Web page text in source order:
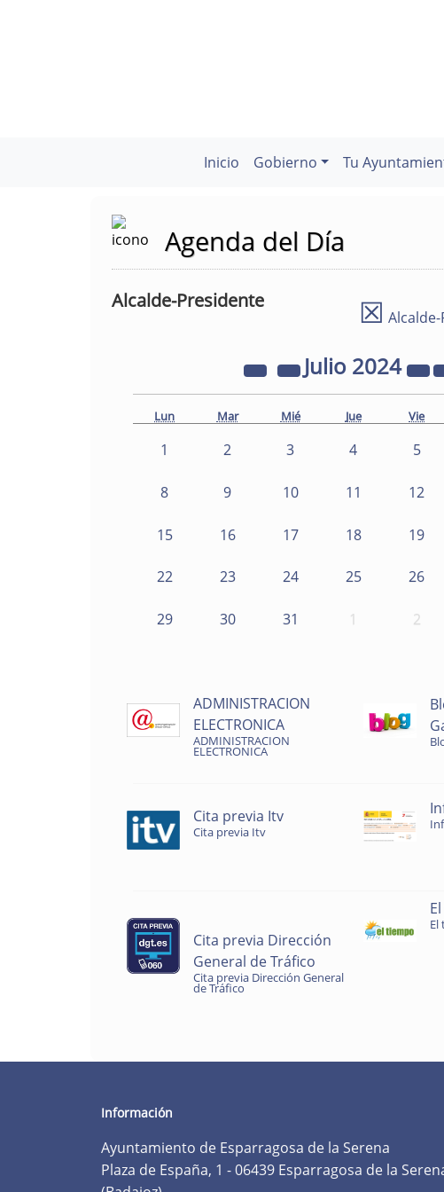
Inicio Gobierno Tu
Agenda del Día
Alcalde-Presidente ☒
Julio 2024
Lun Mar Mié Jue Vie
1 2 3 4 5
8 9 10 11 12
15 16 17 18 19
22 23 24 25 26
29 30 31 1 2
ADMINISTRACION
ELECTRONICA
ADMINISTRACION
ELECTRONICA
Cita previa Itv
Cita previa Itv
Cita previa Dirección
General de Tráfico
Cita previa Dirección General
de Tráfico
El
Información
Ayuntamiento de Esparragosa de la Serena
Plaza de España, 1 - 06439 Esparragosa de la